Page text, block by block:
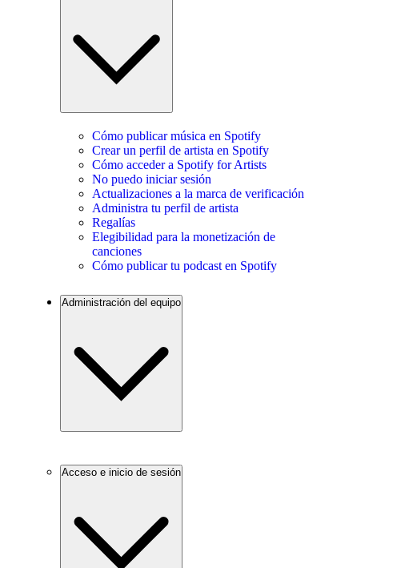
Cómo publicar música en Spotify
Crear un perfil de artista en Spotify
Cómo acceder a Spotify for Artists
No puedo iniciar sesión
Actualizaciones a la marca de verificación
Administra tu perfil de artista
Regalías
Elegibilidad para la monetización de
canciones
Cómo publicar tu podcast en Spotify
Administración del equipo
Acceso e inicio de sesión